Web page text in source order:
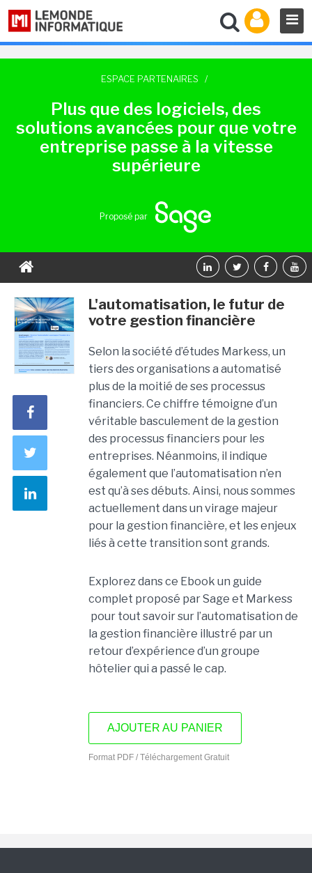
ESPACE PARTENAIRES /
Plus que des logiciels, des
solutions avancées pour que votre
entreprise passe à la vitesse
supérieure
Proposé par
L'automatisation, le futur de
votre gestion financière
Selon la société d’études Markess, un
tiers des organisations a automatisé
plus de la moitié de ses processus
financiers. Ce chiffre témoigne d’un
véritable basculement de la gestion
des processus financiers pour les
entreprises. Néanmoins, il indique
également que l’automatisation n’en
est qu’à ses débuts. Ainsi, nous sommes
actuellement dans un virage majeur
pour la gestion financière, et les enjeux
liés à cette transition sont grands.
Explorez dans ce Ebook un guide
complet proposé par Sage et Markess
pour tout savoir sur l’automatisation de
la gestion financière illustré par un
retour d’expérience d’un groupe
hôtelier qui a passé le cap.
AJOUTER AU PANIER
Format PDF / Téléchargement Gratuit